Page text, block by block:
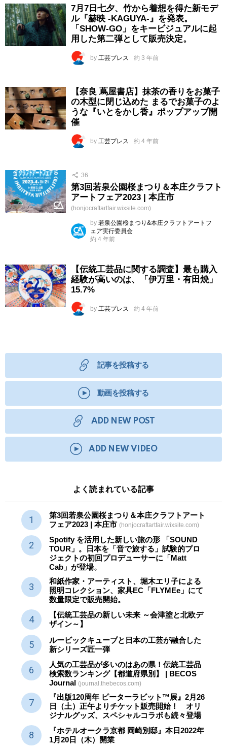
7月7日七夕、竹から着想を得た新モデ
ル『赫映 -KAGUYA-』を発表。
「SHOW-GO」をキービジュアルに起
用した第二弾として販売決定。
by 工芸プレス 約 3 年前
【奈良 蔦屋書店】抹茶の香りをお菓子
の木型に閉じ込めた まるでお菓子のよ
うな『いとをかし香』ポップアップ開
催
by 工芸プレス 約 4 年前
36
第3回若泉公園桜まつり＆本庄クラフト
アートフェア2023 | 本庄市
(honjocraftartfair.wixsite.com)
by 若泉公園桜まつり&本庄クラフトアートフ
ェア実行委員会
約 4 年前
【伝統工芸品に関する調査】最も購入
経験が高いのは、「伊万里・有田焼」
15.7%
by 工芸プレス 約 4 年前
記事を投稿する
動画を投稿する
ADD NEW POST
ADD NEW VIDEO
よく読まれている記事
第3回若泉公園桜まつり＆本庄クラフトアート
フェア2023 | 本庄市 (honjocraftartfair.wixsite.com)
Spotify を活用した新しい旅の形 「SOUND
TOUR」。日本を「音で旅する」試験的プロ
ジェクトの初回プロデューサーに「Matt
Cab」が登場。
和紙作家・アーティスト、堀木エリ子による
照明コレクション、家具EC「FLYMEe」にて
数量限定で販売開始。
【伝統工芸品の新しい未来 ～会津塗と北欧デ
ザイン～】
ルービックキューブと日本の工芸が融合した
新シリーズ匠一弾
人気の工芸品が多いのはあの県！伝統工芸品
検索数ランキング【都道府県別】 | BECOS
Journal (journal.thebecos.com)
『出版120周年 ピーターラビット™展』2月26
日（土）正午よりチケット販売開始！ オリ
ジナルグッズ、スペシャルコラボも続々登場
『ホテルオークラ京都 岡崎別邸』本日2022年
1月20日（木）開業